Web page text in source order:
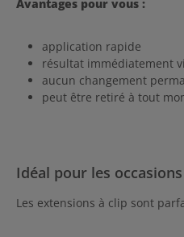
Avantages pour vous :
application rapide
résultat immédiatement
aucun changement
peut être retiré à tout
Idéal pour les
Les extensions à clip sont